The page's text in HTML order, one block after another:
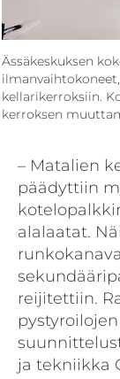
Ässäkeskuksen
kellarikerroksiin.
kerroksen
– Matalien
päädyttiin
alalaatat.
reijitettiin.
ja tekniikka